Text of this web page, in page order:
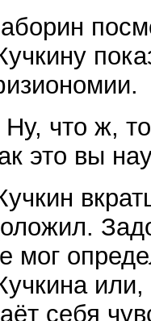
Ну, что ж,
это вы
мог
или,
себя